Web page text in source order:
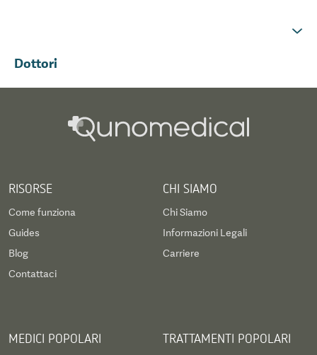
Dottori
RISORSE
Come funziona
Guides
Blog
Contattaci
CHI SIAMO
Chi Siamo
Informazioni Legali
Carriere
MEDICI POPOLARI TRATTAMENTI POPOLARI